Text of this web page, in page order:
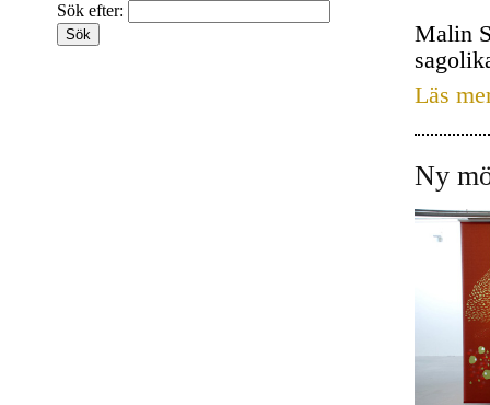
Malin
Läs
Ny
Sök efter: